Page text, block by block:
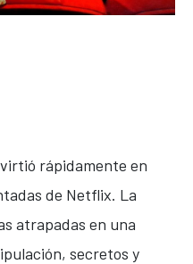
rápidamente en
de Netflix. La
atrapadas en una
secretos y